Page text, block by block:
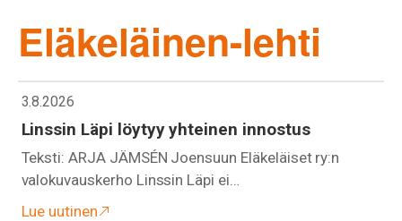
Eläkeläinen-lehti
3.8.2026
Linssin Läpi löytyy yhteinen innostus
Teksti: ARJA JÄMSÉN Joensuun Eläkeläiset ry:n
valokuvauskerho Linssin Läpi ei…
Lue uutinen